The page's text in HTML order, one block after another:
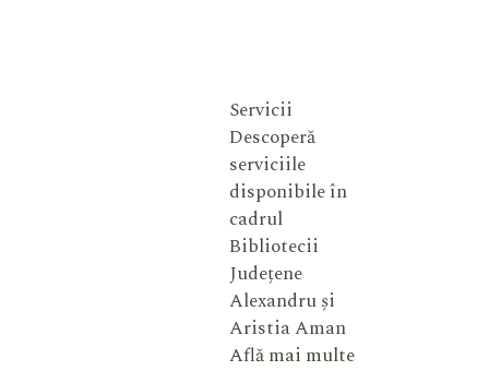
Servicii
Descoperă
serviciile
disponibile în
cadrul
Bibliotecii
Județene
Alexandru și
Aristia Aman
Află mai multe